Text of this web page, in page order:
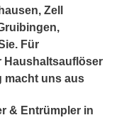
Zell
Für
Haushaltsauflöser
macht uns aus
& Entrümpler in